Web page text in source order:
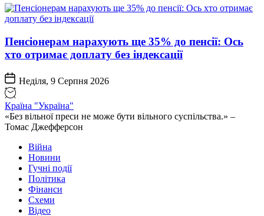
Пенсіонерам нарахують ще 35% до пенсії: Ось
хто отримає доплату без індексації
Неділя, 9 Серпня 2026
Країна "Україна"
«Без вільної преси не може бути вільного суспільства.» –
Томас Джефферсон
Війна
Новини
Гучні події
Політика
Фінанси
Схеми
Відео